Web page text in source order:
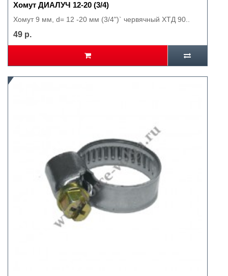
Хомут ДИАЛУЧ 12-20 (3/4)
Хомут 9 мм, d= 12 -20 мм (3/4")` червячный ХТД 90..
49 р.